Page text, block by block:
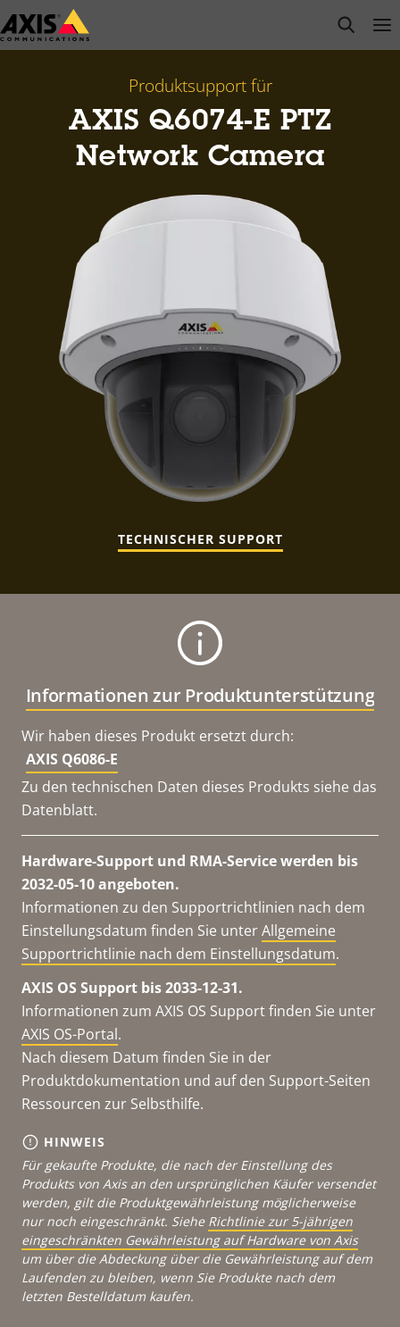
Zum
Hauptinhalt
open
Produktsupport für
AXIS Q6074-E PTZ
Network Camera
TECHNISCHER SUPPORT
Informationen zur Produktunterstützung
Wir haben dieses Produkt ersetzt durch:
AXIS Q6086-E
Zu den technischen Daten dieses Produkts siehe das
Datenblatt.
Hardware-Support und RMA-Service werden bis
2032-05-10 angeboten.
Informationen zu den Supportrichtlinien nach dem
Einstellungsdatum finden Sie unterAllgemeine
Supportrichtlinie nach dem Einstellungsdatum.
AXIS OS Support bis 2033-12-31.
Informationen zum AXIS OS Support finden Sie unter
AXIS OS-Portal.
Nach diesem Datum finden Sie in der
Produktdokumentation und auf den Support-Seiten
Ressourcen zur Selbsthilfe.
HINWEIS
Für gekaufte Produkte, die nach der Einstellung des
Produkts von Axis an den ursprünglichen Käufer versendet
werden, gilt die Produktgewährleistung möglicherweise
nur noch eingeschränkt. Siehe Richtlinie zur 5-jährigen
eingeschränkten Gewährleistung auf Hardware von Axis
um über die Abdeckung über die Gewährleistung auf dem
Laufenden zu bleiben, wenn Sie Produkte nach dem
letzten Bestelldatum kaufen.